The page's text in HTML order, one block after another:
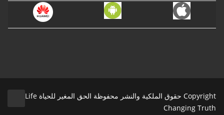
Copyright حقوق الملكية والنشر محفوظة الحق المغير للحياة Life
Changing Truth